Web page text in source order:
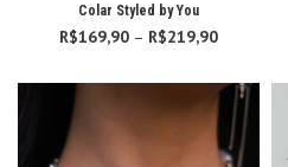
Colar Styled by You
R$169,90 – R$219,90
R$169,90
através
R$219,90